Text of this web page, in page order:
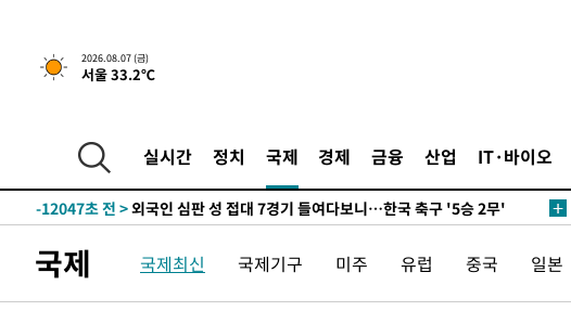
2026.08.07 (금)
서울 33.2℃
실시간 정치 국제 경제 금융 산업 IT·바이오
-19698초 전 >[속보]이 대통령, '호우피해' 안동·의성 관할 4개 면 특별재난지역
선포
-19661초 전 >[단독]중수청 지원 검사들, 정원 초과 시 낮은 계급 임용…희망지 못
-15938초 전 >
SK하이닉스, 용인·청주 팹에 54조 투자…"AI 메모리 수요 선제 대
-12794초 전 >
-12047초 전 >외국인 심판 성 접대 7경기 들여다보니…한국 축구 '5승 2무'
-11734초 전 >
[속보]코스피, 6200선 약보합…0.60% 내린 6258.77에 마쳐
-11714초 전 >[속보]원·달러 환율, 7.7원 내린 1416.1원 마감
국제 국제최신 국제기구 미주 유럽 중국 일본